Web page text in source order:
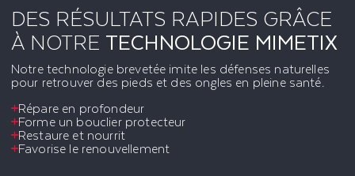
DES RÉSULTATS RAPIDES GRÂCE
À NOTRE TECHNOLOGIE MIMETIX
Notre technologie brevetée imite les défenses naturelles
pour retrouver des pieds et des ongles en pleine santé.
Répare en profondeur
Forme un bouclier protecteur
Restaure et nourrit
Favorise le renouvellement